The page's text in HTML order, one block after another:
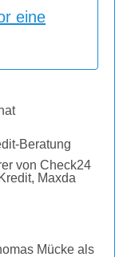
eine
Beratung
von Check24
Maxda
Mücke als